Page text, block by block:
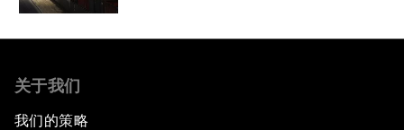
关于我们
我们的策略